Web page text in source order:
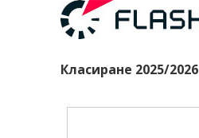
Класиране 2025/2026